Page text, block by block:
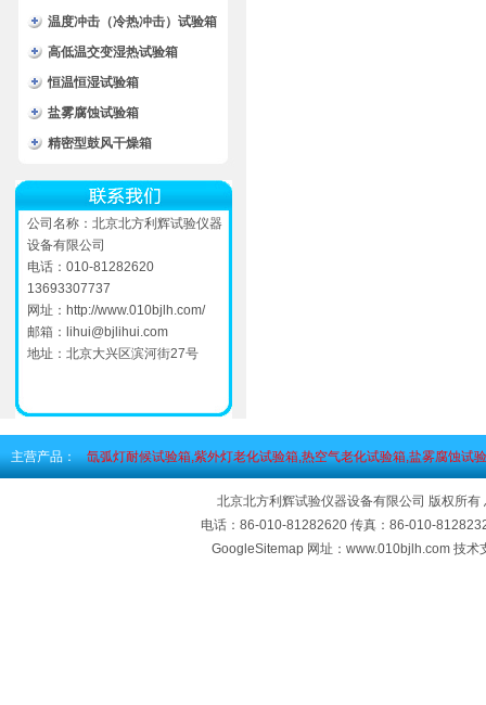
温度冲击（冷热冲击）试验箱
高低温交变湿热试验箱
恒温恒湿试验箱
盐雾腐蚀试验箱
精密型鼓风干燥箱
公司名称：北京北方利辉试验仪器
设备有限公司
电话：010-81282620
13693307737
网址： http://www.010bjlh.com/
邮箱： lihui@bjlihui.com
地址：北京大兴区滨河街27号
主营产品： 氙弧灯耐候试验箱,紫外灯老化试验箱,热空气老化试验箱,盐雾腐蚀试
北京北方利辉试验仪器设备有限公司 版权所有
电话：86-010-81282620 传真：86-010-
GoogleSitemap 网址：www.010bjlh.com 技